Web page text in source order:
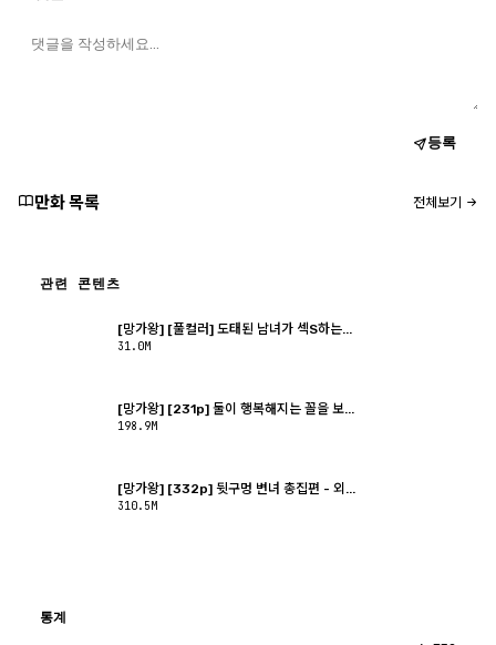
등록
만화 목록 전체보기
관련 콘텐츠
[망가왕] [풀컬러] 도태된 남녀가 섹S하는...
31.0M
[망가왕] [231p] 둘이 행복해지는 꼴을 보...
198.9M
[망가왕] [332p] 뒷구멍 변녀 총집편 - 외...
310.5M
통계